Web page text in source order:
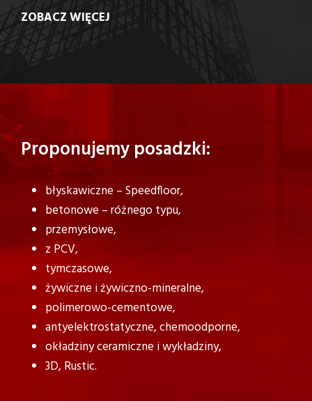
ZOBACZ WIĘCEJ
Proponujemy posadzki:
błyskawiczne – Speedfloor,
betonowe – różnego typu,
przemysłowe,
z PCV,
tymczasowe,
żywiczne i żywiczno-mineralne,
polimerowo-cementowe,
antyelektrostatyczne, chemoodporne,
okładziny ceramiczne i wykładziny,
3D, Rustic.